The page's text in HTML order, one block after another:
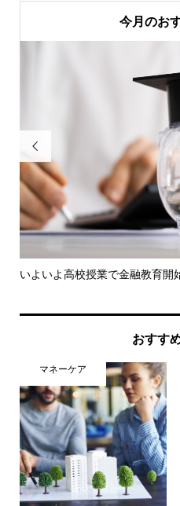
今月のお

いよいよ高校授業で金融教育
おすす
マネーケア